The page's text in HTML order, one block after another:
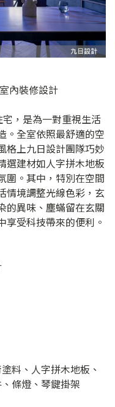
內裝修設計
，是為一對重視生活
。全室依照最舒適的空
格上九日設計團隊巧妙
選建材如人字拼木地板
圍。其中，特別在空間
情境調整光線色彩，玄
的異味、塵蟎留在玄關
享受科技帶來的便利。
料、人字拼木地板、
條燈、琴鍵掛架